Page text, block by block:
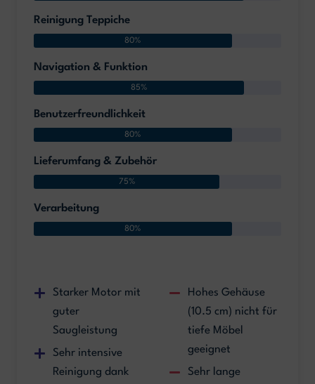
Reinigung Teppiche
80%
Navigation & Funktion
85%
Benutzerfreundlichkeit
80%
Lieferumfang & Zubehör
75%
Verarbeitung
80%
Starker Motor mit
guter
Saugleistung
Sehr intensive
Reinigung dank
Hohes Gehäuse
(10.5 cm) nicht für
tiefe Möbel
geeignet
Sehr lange